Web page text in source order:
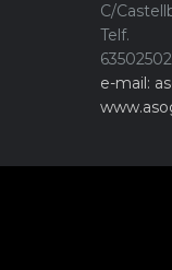
C/
Telf.
e-mail: